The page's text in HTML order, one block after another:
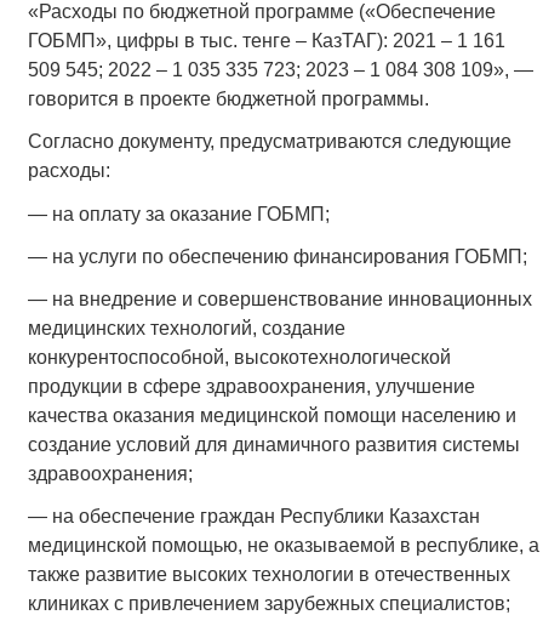
«Расходы по бюджетной программе («Обеспечение
ГОБМП», цифры в тыс. тенге – КазТАГ): 2021 – 1 161
509 545; 2022 – 1 035 335 723; 2023 – 1 084 308 109», —
говорится в проекте бюджетной программы.
Согласно документу, предусматриваются следующие
расходы:
— на оплату за оказание ГОБМП;
— на услуги по обеспечению финансирования ГОБМП;
— на внедрение и совершенствование инновационных
медицинских технологий, создание
конкурентоспособной, высокотехнологической
продукции в сфере здравоохранения, улучшение
качества оказания медицинской помощи населению и
создание условий для динамичного развития системы
здравоохранения;
— на обеспечение граждан Республики Казахстан
медицинской помощью, не оказываемой в республике, а
также развитие высоких технологии в отечественных
клиниках с привлечением зарубежных специалистов;